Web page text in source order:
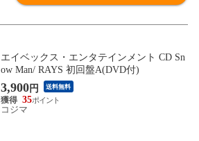
エイベックス・エンタテインメント CD Sn
ow Man/ RAYS 初回盤A(DVD付)
3,900円 送料無料
35
コジマ